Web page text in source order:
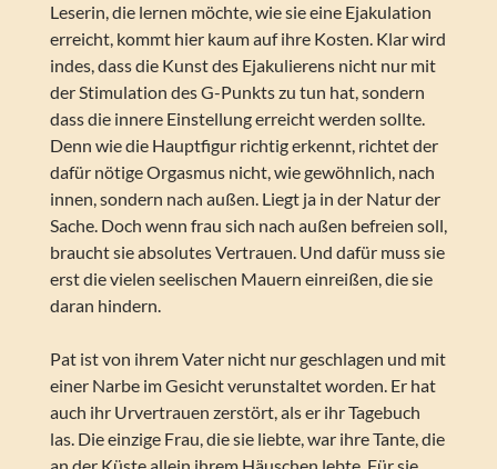
Leserin, die lernen möchte, wie sie eine Ejakulation
erreicht, kommt hier kaum auf ihre Kosten. Klar wird
indes, dass die Kunst des Ejakulierens nicht nur mit
der Stimulation des G-Punkts zu tun hat, sondern
dass die innere Einstellung erreicht werden sollte.
Denn wie die Hauptfigur richtig erkennt, richtet der
dafür nötige Orgasmus nicht, wie gewöhnlich, nach
innen, sondern nach außen. Liegt ja in der Natur der
Sache. Doch wenn frau sich nach außen befreien soll,
braucht sie absolutes Vertrauen. Und dafür muss sie
erst die vielen seelischen Mauern einreißen, die sie
daran hindern.
Pat ist von ihrem Vater nicht nur geschlagen und mit
einer Narbe im Gesicht verunstaltet worden. Er hat
auch ihr Urvertrauen zerstört, als er ihr Tagebuch
las. Die einzige Frau, die sie liebte, war ihre Tante, die